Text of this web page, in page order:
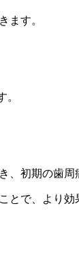
ます。
。
初期の歯周
とで、より